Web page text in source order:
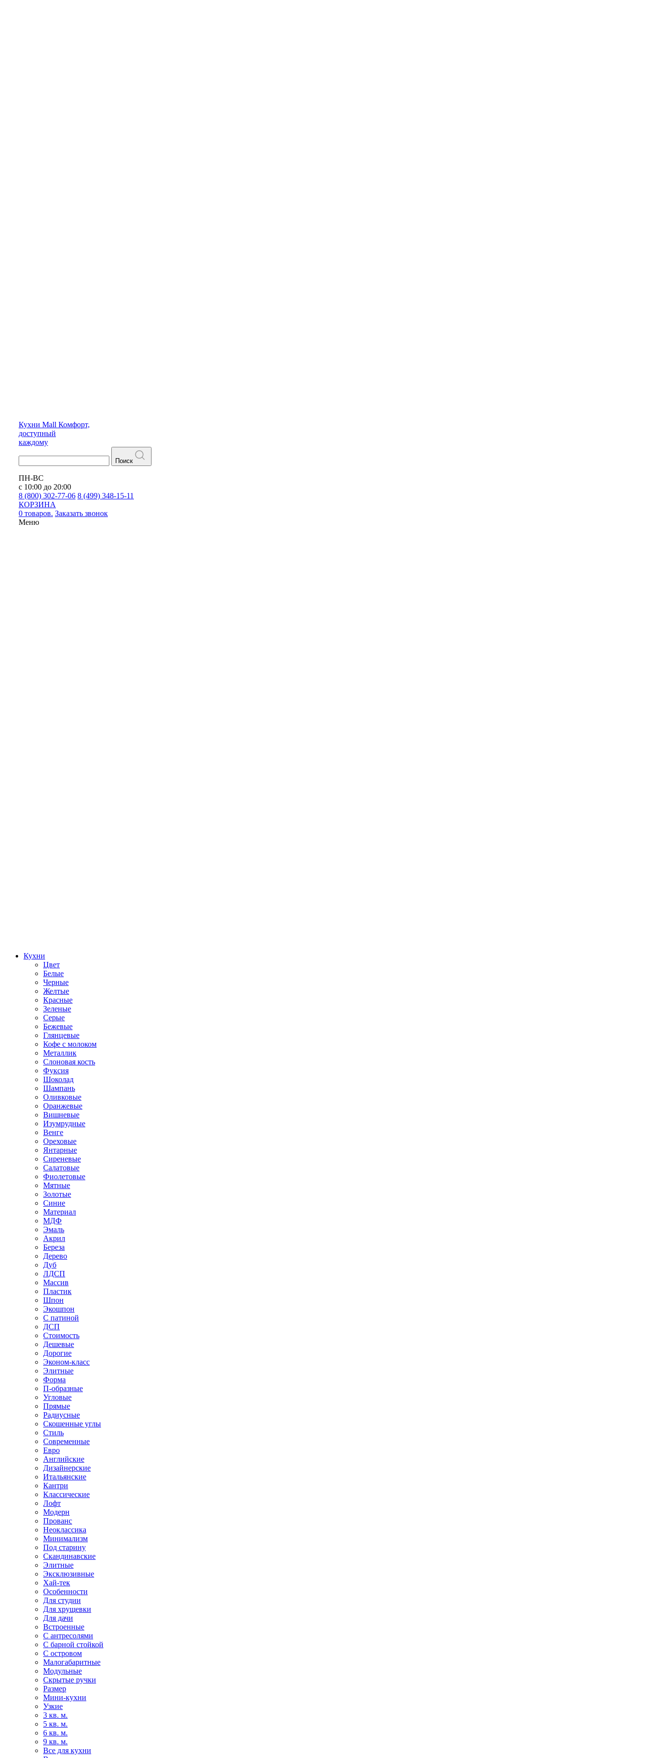
Кухни Mall Комфорт,
доступный
каждому
Поиск
ПН-ВС
с 10:00 до 20:00
8 (800) 302-77-06 8 (499) 348-15-11
КОРЗИНА
0 товаров. Заказать звонок
Меню
Кухни
Цвет
Белые
Черные
Желтые
Красные
Зеленые
Серые
Бежевые
Глянцевые
Кофе с молоком
Металлик
Слоновая кость
Фуксия
Шоколад
Шампань
Оливковые
Оранжевые
Вишневые
Изумрудные
Венге
Ореховые
Янтарные
Сиреневые
Салатовые
Фиолетовые
Мятные
Золотые
Синие
Материал
МДФ
Эмаль
Акрил
Береза
Дерево
Дуб
ЛДСП
Массив
Пластик
Шпон
Экошпон
С патиной
ДСП
Стоимость
Дешевые
Дорогие
Эконом-класс
Элитные
Форма
П-образные
Угловые
Прямые
Радиусные
Скошенные углы
Стиль
Современные
Евро
Английские
Дизайнерские
Итальянские
Кантри
Классические
Лофт
Модерн
Прованс
Неоклассика
Минимализм
Под старину
Скандинавские
Элитные
Эксклюзивные
Хай-тек
Особенности
Для студии
Для хрущевки
Для дачи
Встроенные
С антресолями
С барной стойкой
С островом
Малогабаритные
Модульные
Скрытые ручки
Размер
Мини-кухни
Узкие
3 кв. м.
5 кв. м.
6 кв. м.
9 кв. м.
Все для кухни